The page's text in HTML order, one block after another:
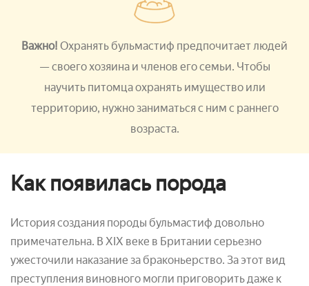
Важно! Охранять бульмастиф предпочитает людей
— своего хозяина и членов его семьи. Чтобы
научить питомца охранять имущество или
территорию, нужно заниматься с ним с раннего
возраста.
Как появилась порода
История создания породы бульмастиф довольно
примечательна. В XIX веке в Британии серьезно
ужесточили наказание за браконьерство. За этот вид
преступления виновного могли приговорить даже к